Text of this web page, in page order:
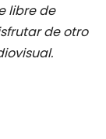
libre de
de otro